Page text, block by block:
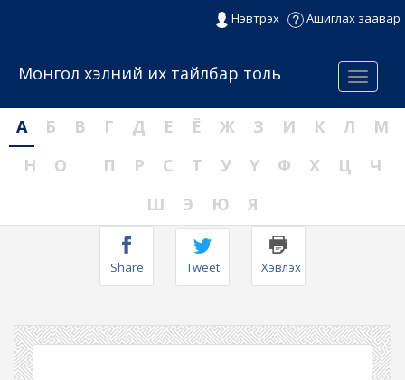
Нэвтрэх Ашиглах заавар
Menu
Монгол хэлний их тайлбар толь
А Б В Г Д Е Ё Ж З И К Л
М
Н
О П Р С Т У Ү Ф Х Ц
Ч
Ш
Э Ю Я
Share Tweet Хэвлэх